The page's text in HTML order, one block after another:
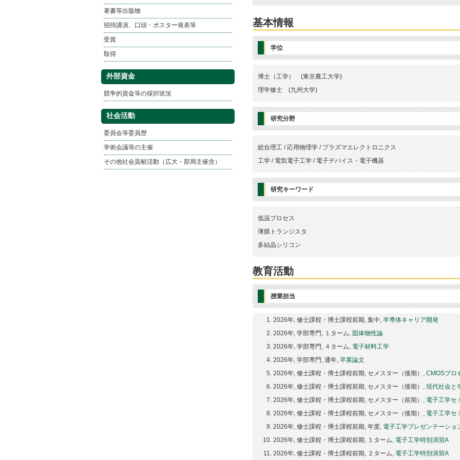
著書等出版物
招待講演、口頭・ポスター発表等
受賞
取得
外部資金
競争的資金等の採択状況
社会活動
委員会等委員歴
学術会議等の主催
その他社会貢献活動（広大・部局主催含）
基本情報
学位
博士（工学） (東京農工大学)
理学修士 (九州大学)
研究分野
総合理工 / 応用物理学 / プラズマエレクトロニクス
工学 / 電気電子工学 / 電子デバイス・電子機器
研究キーワード
低温プロセス
薄膜トランジスタ
多結晶シリコン
教育活動
授業担当
2026年, 修士課程・博士課程前期, 集中, 半導体キャリア開発
2026年, 学部専門, １ターム, 固体物性論
2026年, 学部専門, ４ターム, 電子材料工学
2026年, 学部専門, 通年, 卒業論文
2026年, 修士課程・博士課程前期, セメスター（後期）, CMOSプロ
2026年, 修士課程・博士課程前期, セメスター（後期）, 現代社会と
2026年, 修士課程・博士課程前期, セメスター（前期）, 電子工学セ
2026年, 修士課程・博士課程前期, セメスター（後期）, 電子工学セ
2026年, 修士課程・博士課程前期, 年度, 電子工学プレゼンテーショ
2026年, 修士課程・博士課程前期, １ターム, 電子工学特別演習A
2026年, 修士課程・博士課程前期, ２ターム, 電子工学特別演習A